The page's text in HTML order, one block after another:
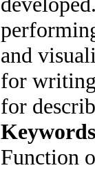
and
for writing
for
Function